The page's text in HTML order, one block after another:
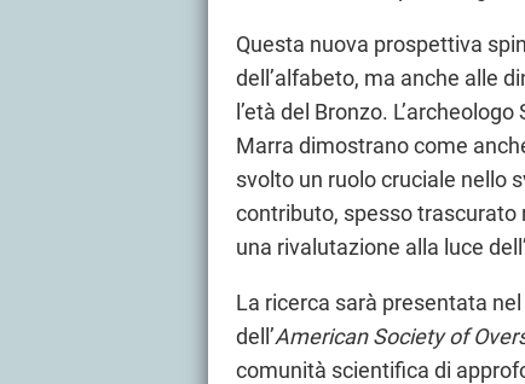
Questa nuova prospettiva
dell’alfabeto, ma anche alle
l’età del Bronzo.
Marra dimostrano come
svolto un ruolo cruciale nello
contributo, spesso trascurato
una rivalutazione alla luce
La ricerca sarà presentata
dell’American Society of
comunità scientifica di